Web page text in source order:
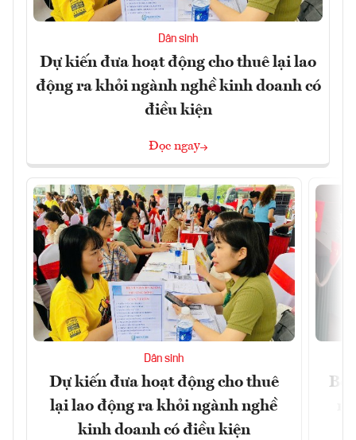
Dân sinh
Dự kiến đưa hoạt động cho thuê lại lao
động ra khỏi ngành nghề kinh doanh có
điều kiện
Đọc ngay
Dân sinh
Dự kiến đưa hoạt động cho thuê
lại lao động ra khỏi ngành nghề
kinh doanh có điều kiện
Bộ